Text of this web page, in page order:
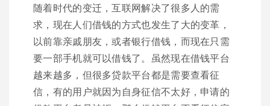
随着时代的变迁，互联网解决了很多人的需
求，现在人们借钱的方式也发生了大的变革，
以前靠亲戚朋友，或者银行借钱，而现在只需
要一部手机就可以借钱了。虽然现在借钱平台
越来越多，但很多贷款平台都是需要查看征
信，有的用户就因为自身征信不太好，申请的